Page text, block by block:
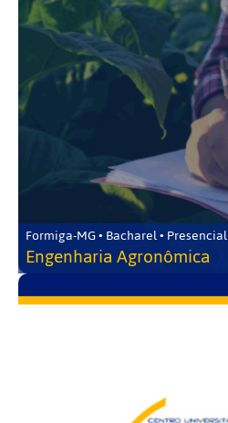
Formiga-MG • Bacharel • Presencial
Engenharia Agronômica